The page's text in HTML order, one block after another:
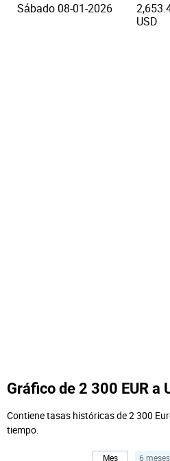
Sábado 08-01-2026
USD
Gráfico de 2 300 EUR a
Contiene tasas históricas de 2 300
tiempo.
Mes 6 meses